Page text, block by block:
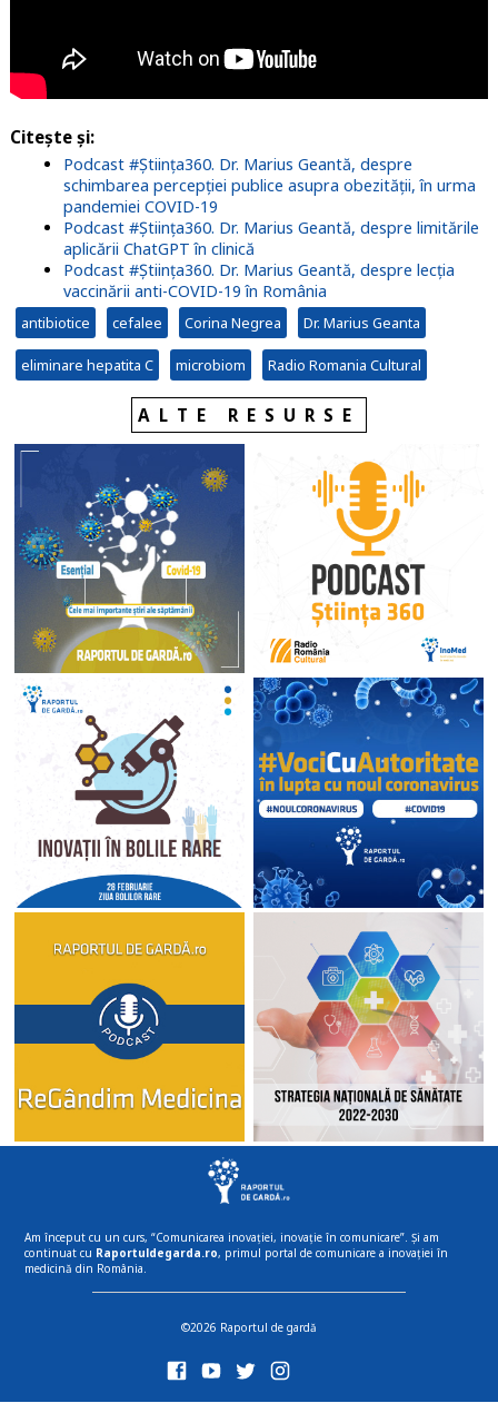
Citește și:
Podcast #Știința360. Dr. Marius Geantă, despre
schimbarea percepției publice asupra obezității, în urma
pandemiei COVID-19
Podcast #Știința360. Dr. Marius Geantă, despre limitările
aplicării ChatGPT în clinică
Podcast #Știința360. Dr. Marius Geantă, despre lecția
vaccinării anti-COVID-19 în România
antibiotice cefalee Corina Negrea Dr. Marius Geanta
eliminare hepatita C microbiom Radio Romania Cultural
ALTE RESURSE
Am început cu un curs, “Comunicarea inovației, inovație în comunicare”. Și am
continuat cu Raportuldegarda.ro, primul portal de comunicare a inovației în
medicină din România.
©2026 Raportul de gardă